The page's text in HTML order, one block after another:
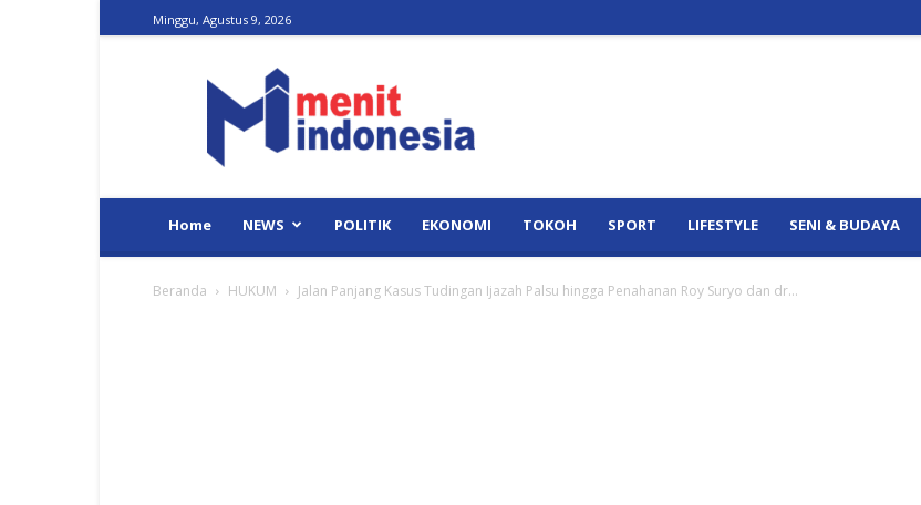
Minggu, Agustus 9, 2026
Indonesia
Home NEWS POLITIK EKONOMI TOKOH SPORT LIFESTYLE SENI & BUDAYA
Beranda HUKUM Jalan Panjang Kasus Tudingan Ijazah Palsu hingga Penahanan Roy Suryo dan dr...